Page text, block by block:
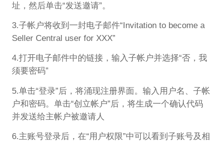
址，然后单击“发送邀请”。
3.子帐户将收到一封电子邮件“Invitation to become a
Seller Central user for XXX”
4.打开电子邮件中的链接，输入子帐户并选择“否，我
须要密码”
5.单击“登录”后，将涌现注册界面。输入用户名、子帐
户和密码。单击“创立帐户”后，将生成一个确认代码
并发送给主帐户被邀请人
6.主账号登录后，在“用户权限”中可以看到子账号及相